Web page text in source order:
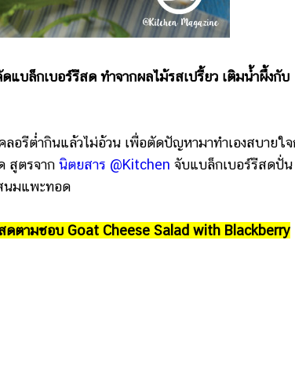
แบล็กเบอร์รีสด ทำจากผลไม้รสเปรี้ยว เติมน้ำผึ้งกับ
ลอรีต่ำกินแล้วไม่อ้วน เพื่อตัดปัญหามาทำเองสบายใจ
สูตรจาก นิตยสาร @Kitchen จับแบล็กเบอร์รีสดปั่น
นมแพะทอด
ตามชอบ Goat Cheese Salad with Blackberry